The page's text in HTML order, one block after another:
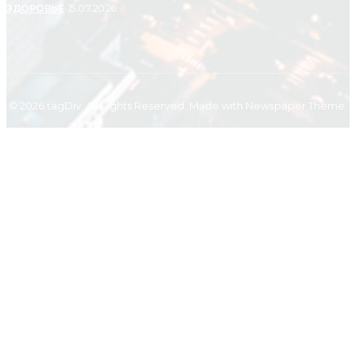
ЗДОРОВЬЕ
© 2026 tagDiv. All Rights Reserved. Made with Newspaper Theme.